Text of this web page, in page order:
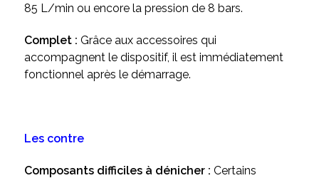
85 L/min ou encore la pression de 8 bars.
Complet : Grâce aux accessoires qui
accompagnent le dispositif, il est immédiatement
fonctionnel après le démarrage.
Les contre
Composants difficiles à dénicher : Certains